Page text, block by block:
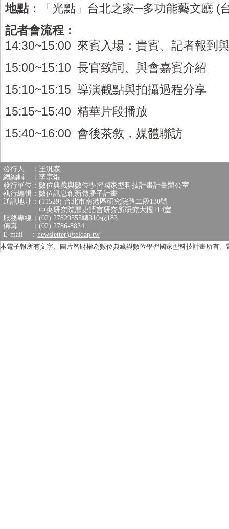
地點：「光點」台北之家─多功能藝文廳 (
記者會流程：
14:30~15:00 來賓入場：貴賓、記者報到
15:00~15:10 長官致詞、與會嘉賓介紹
15:10~15:15 導演觀點與拍攝過程分享
15:15~15:40 精華片段播放
15:40~16:00 會後茶敘，媒體聯訪
發行人 ：王汎森
總編輯 ：李宗焜
發行單位：數位典藏與數位學習國家型科技計畫計畫辦公室
執行編輯：數位訊息創新傳播子計畫
通訊地址：(11529) 台北市南港區研究院路二段130號
中央研究院歷史語言研究所研究大樓114室
服務專線：(02) 27829555轉310或183
傳真 ：(02) 2786-8834
E-mail ： newsletter@teldap.tw
本電子報所有文字、圖片智財權為數位典藏與數位學習國家型科技計畫所有